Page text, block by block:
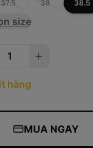
37.5 38 38.5
size
hàng
MUA NGAY